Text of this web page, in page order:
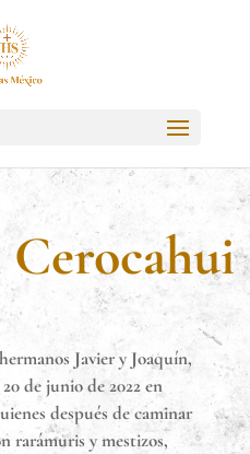
Cerocahui
Javier y Joaquín,
de junio de 2022 en
después de caminar
rarámuris y mestizos,